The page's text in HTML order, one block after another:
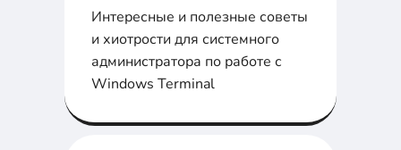
Интересные и полезные советы
и хиотрости для системного
администратора по работе с
Windows Terminal